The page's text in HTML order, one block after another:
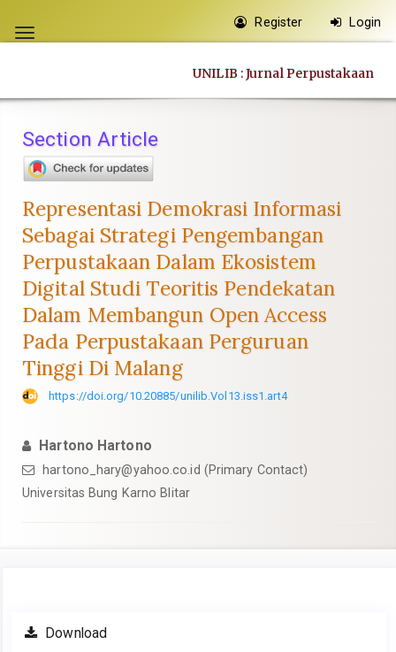
jump
content
Navigation
Main
Sidebar
Toggle
Register Login
UNILIB : Jurnal Perpustakaan
Section Article
Representasi Demokrasi Informasi
Sebagai Strategi Pengembangan
Perpustakaan Dalam Ekosistem
Digital Studi Teoritis Pendekatan
Dalam Membangun Open Access
Pada Perpustakaan Perguruan
Tinggi Di Malang
https://doi.org/10.20885/unilib.Vol13.iss1.art4
Hartono Hartono
hartono_hary@yahoo.co.id (Primary Contact)
Universitas Bung Karno Blitar
Article
Sidebar
Download